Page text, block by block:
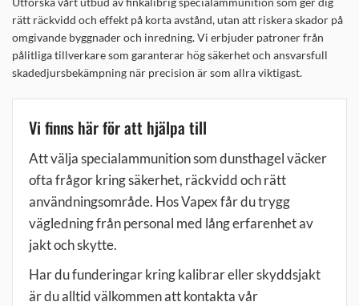
rätt räckvidd och effekt på korta avstånd, utan att riskera skador på
omgivande byggnader och inredning. Vi erbjuder patroner från
pålitliga tillverkare som garanterar hög säkerhet och ansvarsfull
skadedjursbekämpning när precision är som allra viktigast.
Vi finns här för att hjälpa till
Att välja specialammunition som dunsthagel väcker
ofta frågor kring säkerhet, räckvidd och rätt
användningsområde. Hos Vapex får du trygg
vägledning från personal med lång erfarenhet av
jakt och skytte.
Har du funderingar kring kalibrar eller skyddsjakt
är du alltid välkommen att kontakta vår